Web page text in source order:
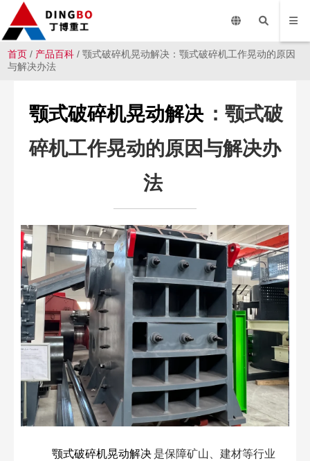
首页 / 产品百科 / 颚式破碎机晃动解决：颚式破碎机工作晃动的原因
与解决办法
颚式破碎机晃动解决 ：颚式破
碎机工作晃动的原因与解决办
法
颚式破碎机晃动解决 是保障矿山、建材等行业